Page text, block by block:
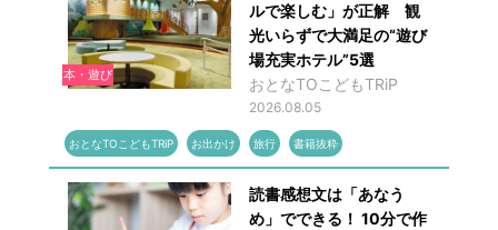
本・遊び
ルで楽しむ」が正解 観
光いらずで大満足の“遊び
場充実ホテル”5選
おとなTOこどもTRiP
2026.08.05
おとなTOこどもTRiP お出かけ 旅行 書籍抜粋
読書感想文は「あなう
め」でできる！ 10分で作